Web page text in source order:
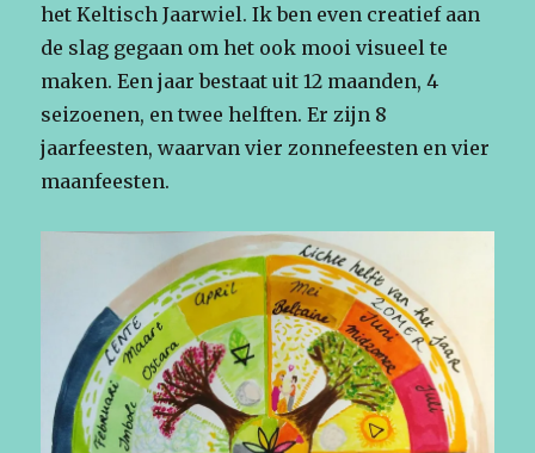
het Keltisch Jaarwiel. Ik ben even creatief aan
de slag gegaan om het ook mooi visueel te
maken. Een jaar bestaat uit 12 maanden, 4
seizoenen, en twee helften. Er zijn 8
jaarfeesten, waarvan vier zonnefeesten en vier
maanfeesten.